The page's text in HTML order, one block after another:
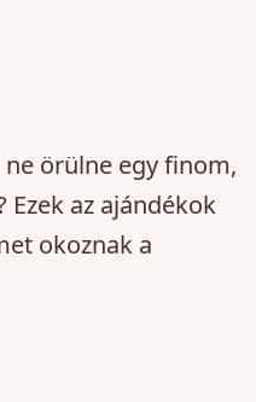
örülne egy finom,
az ajándékok
okoznak a